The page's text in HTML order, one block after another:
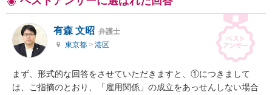
有森 文昭 弁護士
東京都 > 港区
まず、形式的な回答をさせていただきますと、①につきまして
は、ご指摘のとおり、「雇用関係」の成立をあっせんしない場合